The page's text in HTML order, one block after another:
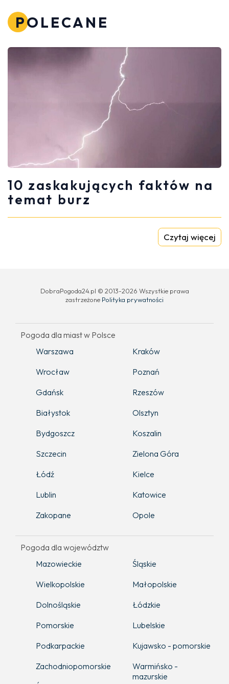
POLECANE
10 zaskakujących faktów na
temat burz
Czytaj więcej
DobraPogoda24.pl © 2013-2026 Wszystkie prawa
zastrzeżone Polityka prywatności
Pogoda dla miast w Polsce
Warszawa
Kraków
Wrocław
Poznań
Gdańsk
Rzeszów
Białystok
Olsztyn
Bydgoszcz
Koszalin
Szczecin
Zielona Góra
Łódź
Kielce
Lublin
Katowice
Zakopane
Opole
Pogoda dla województw
Mazowieckie
Śląskie
Wielkopolskie
Małopolskie
Dolnośląskie
Łódzkie
Pomorskie
Lubelskie
Podkarpackie
Kujawsko - pomorskie
Zachodniopomorskie
Warmińsko -
mazurskie